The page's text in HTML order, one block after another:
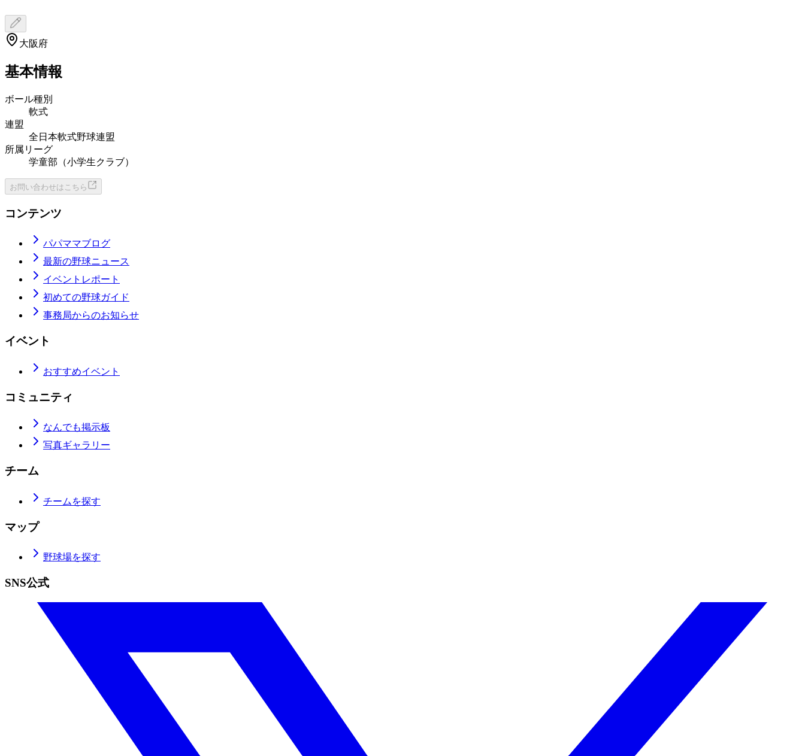
大阪府
基本情報
ボール種別
軟式
連盟
全日本軟式野球連盟
所属リーグ
学童部（小学生クラブ）
お問い合わせはこちら
コンテンツ
パパママブログ
最新の野球ニュース
イベントレポート
初めての野球ガイド
事務局からのお知らせ
イベント
おすすめイベント
コミュニティ
なんでも掲示板
写真ギャラリー
チーム
チームを探す
マップ
野球場を探す
SNS公式